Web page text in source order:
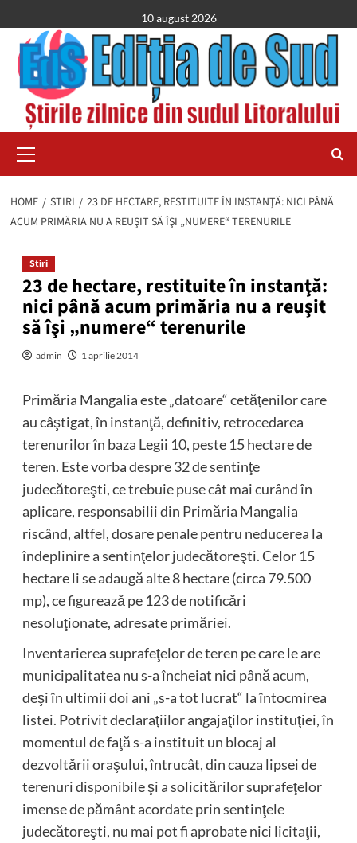
to
content
10 august 2026
Menu
HOME STIRI
23 DE HECTARE, RESTITUITE ÎN INSTANŢĂ: NICI PÂNĂ
ACUM PRIMĂRIA NU A REUŞIT SĂ ÎŞI „NUMERE“ TERENURILE
Stiri
23 de hectare, restituite în instanţă:
nici până acum primăria nu a reuşit
să îşi „numere“ terenurile
admin 1 aprilie 2014
Primăria Mangalia este „datoare“ cetăţenilor care
au câştigat, în instanţă, definitiv, retrocedarea
terenurilor în baza Legii 10, peste 15 hectare de
teren. Este vorba despre 32 de sentinţe
judecătoreşti, ce trebuie puse cât mai curând în
aplicare, responsabilii din Primăria Mangalia
riscând, altfel, dosare penale pentru neducerea la
îndeplinire a sentinţelor judecătoreşti. Celor 15
hectare li se adaugă alte 8 hectare (circa 79.500
mp), ce figurează pe 123 de notificări
nesoluţionate, adresate primăriei.
Inventarierea suprafeţelor de teren pe care le are
municipalitatea nu s-a încheiat nici până acum,
deşi în ultimii doi ani „s-a tot lucrat“ la întocmirea
listei. Potrivit declaraţiilor angajaţilor instituţiei, în
momentul de faţă s-a instituit un blocaj al
dezvoltării oraşului, întrucât, din cauza lipsei de
terenuri disponibile şi a solicitărilor suprafeţelor
imense de pământ acordate prin sentinţele
judecătoreşti, nu mai pot fi aprobate nici licitaţii,